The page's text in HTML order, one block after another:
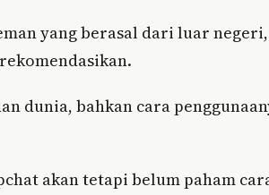
yang berasal dari luar negeri,
dunia, bahkan cara
akan tetapi belum paham